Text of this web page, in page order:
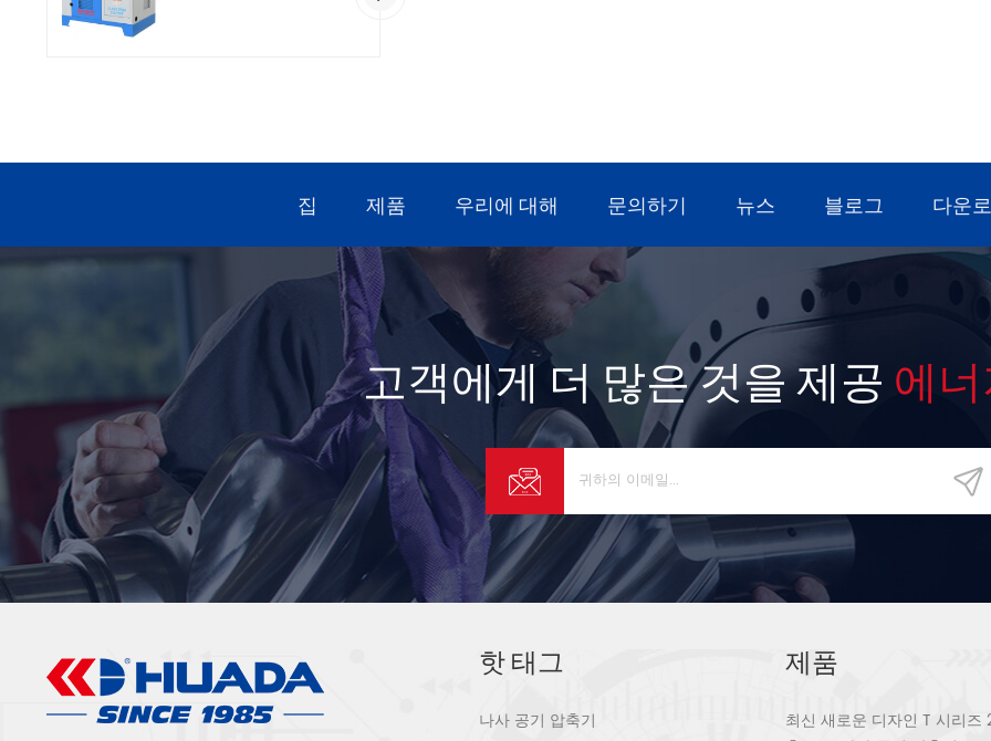
집 제품 우리에 대해 문의하기 뉴스 블로그 다운
고객에게 더 많은 것을 제공 에
핫 태그
나사 공기 압축기
제품
최신 새로운 디자인 T 시리즈